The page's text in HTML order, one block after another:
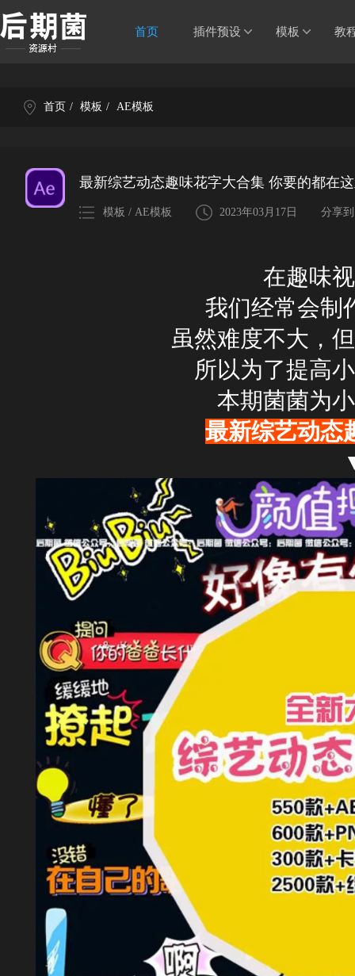
首页 插件预设 模板 教
首页 / 模板 / AE模板
最新综艺动态趣味花字大合集 你要的都在
模板 / AE模板 2023年03月17日 分享
在趣味
我们经常会制
虽然难度不大，
所以为了提高
本期菌菌为
最新综艺动态